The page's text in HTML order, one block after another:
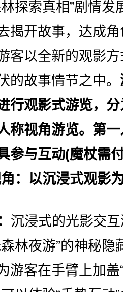
索真相”剧情发
揭开故事，达成
客以全新的观影
的故事情节之中。
行观影式游览，
称视角游览。第
参与互动(魔杖需
：以沉浸式观影
沉浸式的光影交
林夜游”的神秘隐
游客在手臂上加盖